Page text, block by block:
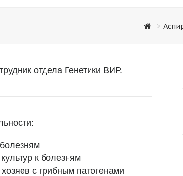
отдела Генетики ВИР.
к болезням
с грибным патогенами